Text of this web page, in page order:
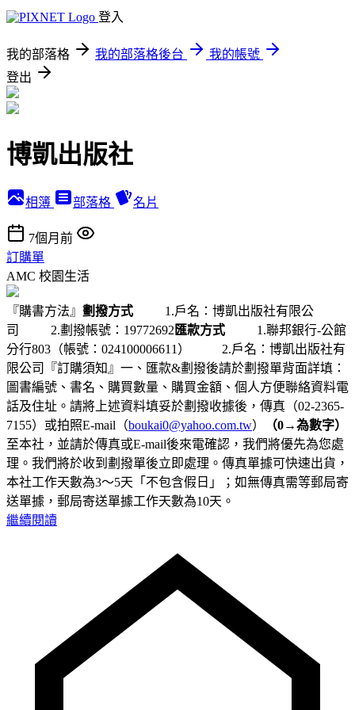
登入
我的部落格 我的部落格後台
我的帳號
登出
博凱出版社
相簿 部落格 名片
7個月前
訂購單
AMC 校園生活
『購書方法』 劃撥方式 1.戶名：博凱出版社有限公
司 2.劃撥帳號：19772692 匯款方式 1.聯邦銀行-公館
分行803（帳號：024100006611） 2.戶名：博凱出版社有
限公司『訂購須知』一、匯款&劃撥後請於劃撥單背面詳填：
圖書編號、書名、購買數量、購買金額、個人方便聯絡資料電
話及住址。請將上述資料填妥於劃撥收據後，傳真（02-2365-
7155）或拍照E-mail（boukai0@yahoo.com.tw）
（0→為數字）
至本社，並請於傳真或E-mail後來電確認，我們將優先為您處
理。我們將於收到劃撥單後立即處理。傳真單據可快速出貨，
本社工作天數為3～5天「不包含假日」；如無傳真需等郵局寄
送單據，郵局寄送單據工作天數為10天。
繼續閱讀